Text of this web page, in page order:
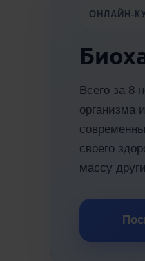
ОНЛАЙН-
Всего за 8
организма
своего
массу